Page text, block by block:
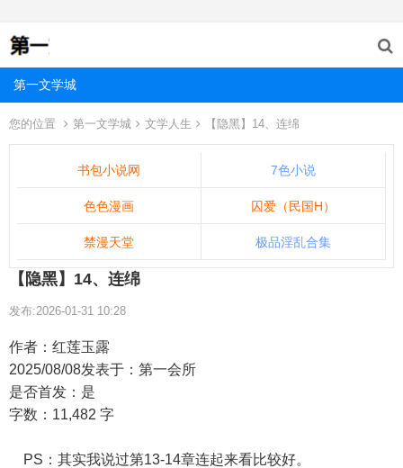
第一文学城
您的位置 第一文学城 文学人生 【隐黑】14、连绵
书包小说网 7色小说
色色漫画 囚爱（民国H）
禁漫天堂 极品淫乱合集
【隐黑】14、连绵
发布:2026-01-31 10:28
作者：红莲玉露
2025/08/08发表于：第一会所
是否首发：是
字数：11,482 字
PS：其实我说过第13-14章连起来看比较好。